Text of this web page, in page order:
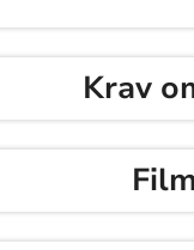
Krav